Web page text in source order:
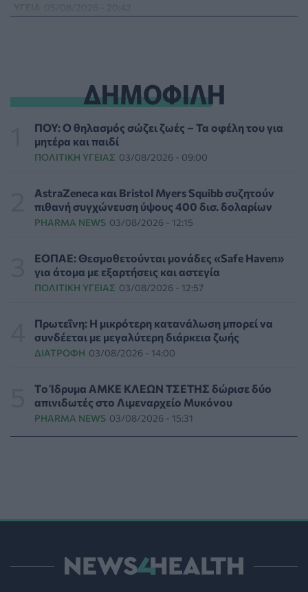
ΥΓΕΊΑ 05/08/2026 - 20:42
Γεωργιάδης: «Αλλάζει ο υγειονομικός χάρτης των
διακομιδών στη Στερεά Ελλάδα με τα νέα
ασθενοφόρα»
ΠΟΛΙΤΙΚΉ ΥΓΕΊΑΣ 05/08/2026 - 19:49
Οι πέντε λόγοι για τους οποίους η διατροφή πρέπει να
καθοδηγείται από κλινικό διαιτολόγο
HEALTH TALK 05/08/2026 - 18:59
Ψυχοκοινωνική υποστήριξη στους πυρόπληκτους της
Δυτικής Αττικής από τον ΕΕΣ
ΕΠΙΚΑΙΡΌΤΗΤΑ 05/08/2026 - 18:34
Νέα μελέτη: Η μοναξιά και οι επιπτώσεις της στην
γενική υγεία σε σύγκριση με την κοινωνική
απομόνωση
Χαλκιδική: Εντός ορίων τα αποτελέσματα από τις
πρώτες μικροβιολογικές αναλύσεις στο πόσιμο νερό
ΠΟΛΙΤΙΚΉ ΥΓΕΊΑΣ 05/08/2026 - 16:46
ΔΗΜΟΦΙΛΗ
ΠΟΥ: Ο θηλασμός σώζει ζωές – Τα οφέλη του για
μητέρα και παιδί
ΠΟΛΙΤΙΚΉ ΥΓΕΊΑΣ 03/08/2026 - 09:00
AstraZeneca και Bristol Myers Squibb συζητούν
πιθανή συγχώνευση ύψους 400 δισ. δολαρίων
PHARMA NEWS 03/08/2026 - 12:15
ΕΟΠΑΕ: Θεσμοθετούνται μονάδες «Safe Haven»
για άτομα με εξαρτήσεις και αστεγία
ΠΟΛΙΤΙΚΉ ΥΓΕΊΑΣ 03/08/2026 - 12:57
Πρωτεΐνη: Η μικρότερη κατανάλωση μπορεί να
συνδέεται με μεγαλύτερη διάρκεια ζωής
ΔΙΑΤΡΟΦΉ 03/08/2026 - 14:00
Tο Ίδρυμα ΑΜΚΕ ΚΛΕΩΝ ΤΣΕΤΗΣ δώρισε δύο
απινιδωτές στο Λιμεναρχείο Μυκόνου
PHARMA NEWS 03/08/2026 - 15:31